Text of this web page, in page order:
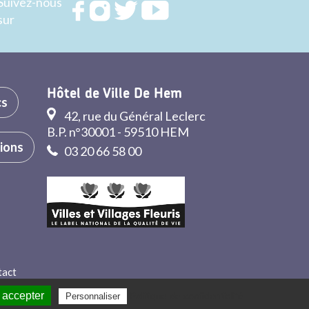
RejoignezRejoignezRejoignez
Hôtel de Ville De Hem
42, rue du Général Leclerc
B.P. n°30001 - 59510 HEM
03 20 66 58 00
Personnaliser